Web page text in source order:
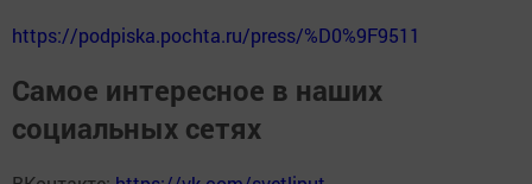
https://podpiska.pochta.ru/press/%D0%9F9511
Самое интересное в наших
социальных сетях